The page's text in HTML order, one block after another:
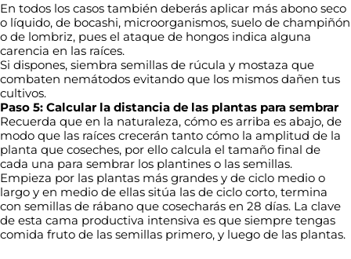
En todos los casos también deberás aplicar más abono seco
o líquido, de bocashi, microorganismos, suelo de champiñón
o de lombriz, pues el ataque de hongos indica alguna
carencia en las raíces.
Si dispones, siembra semillas de rúcula y mostaza que
combaten nemátodos evitando que los mismos dañen tus
cultivos.
Paso 5: Calcular la distancia de las plantas para sembrar
Recuerda que en la naturaleza, cómo es arriba es abajo, de
modo que las raíces crecerán tanto cómo la amplitud de la
planta que coseches, por ello calcula el tamaño final de
cada una para sembrar los plantines o las semillas.
Empieza por las plantas más grandes y de ciclo medio o
largo y en medio de ellas sitúa las de ciclo corto, termina
con semillas de rábano que cosecharás en 28 días. La clave
de esta cama productiva intensiva es que siempre tengas
comida fruto de las semillas primero, y luego de las plantas.